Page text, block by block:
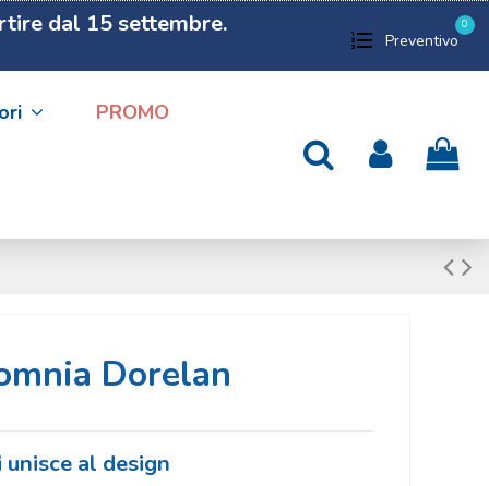
dal 15 settembre.
Preventivo
0
PROMO
Dorelan
al design